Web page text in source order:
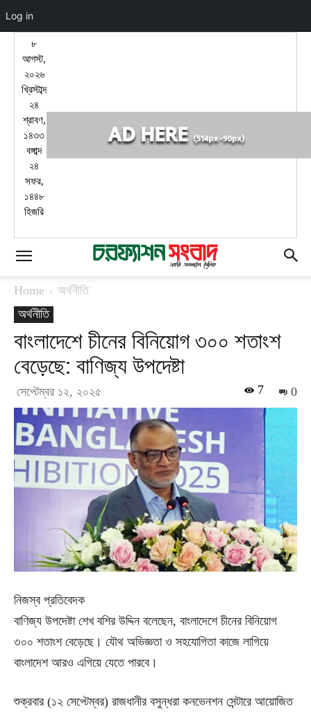
৮
আগস্ট,
২০২৬
খ্রিস্টাব্দ
২৪
শ্রাবণ,
১৪৩৩
বঙ্গাব্দ
২৪
সফর,
১৪৪৮
হিজরি
Home
অর্থনীতি
অর্থনীতি
বাংলাদেশে চীনের বিনিয়োগ ৩০০ শতাংশ
বেড়েছে: বাণিজ্য উপদেষ্টা
সেপ্টেম্বর ১২, ২০২৫ 0
7
নিজস্ব প্রতিবেদক
বাণিজ্য উপদেষ্টা শেখ বশির উদ্দিন বলেছেন, বাংলাদেশে চীনের বিনিয়োগ
৩০০ শতাংশ বেড়েছে। যৌথ অভিজ্ঞতা ও সহযোগিতা কাজে লাগিয়ে
বাংলাদেশ আরও এগিয়ে যেতে পারবে।
শুক্রবার (১২ সেপ্টেম্বর) রাজধানীর বসুন্ধরা কনভেনশন সেন্টারে আয়োজিত
Log in